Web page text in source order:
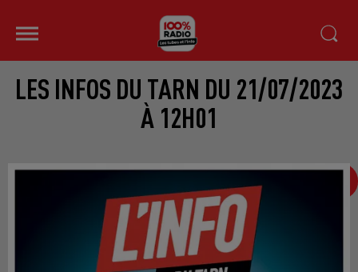
LES INFOS DU TARN DU 21/07/2023
À 12H01